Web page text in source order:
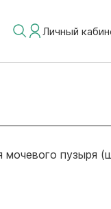
Личный
мочевого пузыря